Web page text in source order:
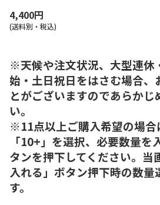
4,400円
(送料別・税込)
※天候や注文状況、大型連休
始・土日祝日をはさむ場合、
とがございますのであらかじ
い。
※11点以上ご購入希望の場合
「10+」を選択、必要数量を
タンを押下してください。当
入れる」ボタン押下時の数量
す。